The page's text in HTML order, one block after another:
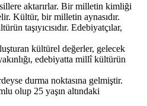
aktarırlar. Bir milletin kimliği
Kültür, bir milletin aynasıdır.
taşıyıcısıdır. Edebiyatçılar,
kültürel değerler, gelecek
edebiyatta millî kültürün
durma noktasına gelmiştir.
olup 25 yaşın altındaki